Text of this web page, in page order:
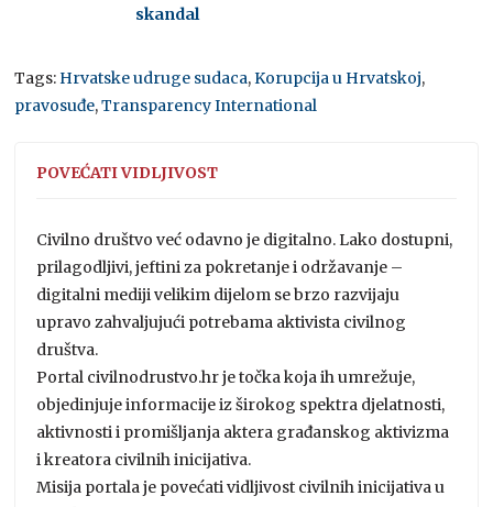
skandal
Tags: Hrvatske udruge sudaca,Korupcija u Hrvatskoj,
pravosuđe,Transparency International
POVEĆATI VIDLJIVOST
Civilno društvo već odavno je digitalno. Lako dostupni,
prilagodljivi, jeftini za pokretanje i održavanje –
digitalni mediji velikim dijelom se brzo razvijaju
upravo zahvaljujući potrebama aktivista civilnog
društva.
Portal civilnodrustvo.hr je točka koja ih umrežuje,
objedinjuje informacije iz širokog spektra djelatnosti,
aktivnosti i promišljanja aktera građanskog aktivizma
i kreatora civilnih inicijativa.
Misija portala je povećati vidljivost civilnih inicijativa u